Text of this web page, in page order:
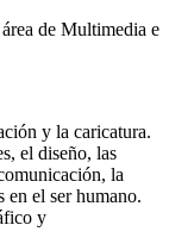
de Multimedia e
y la caricatura.
el diseño, las
la
en el ser humano.
y